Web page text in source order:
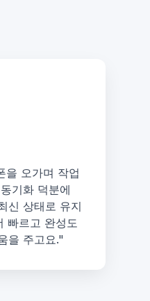
을 오가며 작업
기화 덕분에
신 상태로 유지
빠르고 완성도
을 주고요."